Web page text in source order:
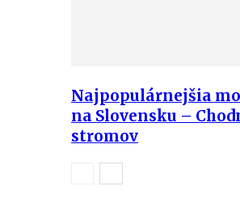
Najpopulárnejšia
na Slovensku –
stromov